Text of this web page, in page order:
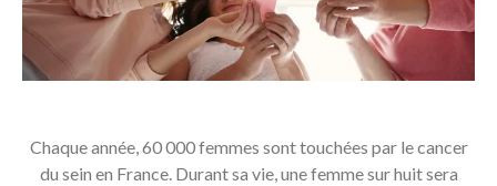
Chaque année, 60 000 femmes sont touchées par le cancer
du sein en France. Durant sa vie, une femme sur huit sera